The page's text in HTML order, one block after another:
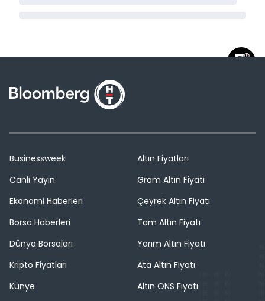
Businessweek
Canlı Yayın
Ekonomi Haberleri
Borsa Haberleri
Dünya Borsaları
Kripto Fiyatları
Künye
Altın Fiyatları
Gram Altın Fiyatı
Çeyrek Altın Fiyatı
Tam Altın Fiyatı
Yarım Altın Fiyatı
Ata Altın Fiyatı
Altın ONS Fiyatı